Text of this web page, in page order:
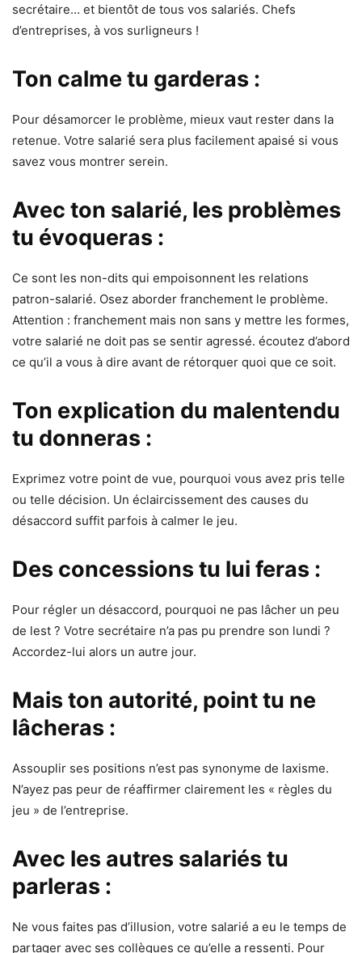
secrétaire… et bientôt de tous vos salariés. Chefs
d’entreprises, à vos surligneurs !
Ton calme tu garderas :
Pour désamorcer le problème, mieux vaut rester dans la
retenue. Votre salarié sera plus facilement apaisé si vous
savez vous montrer serein.
Avec ton salarié, les problèmes
tu évoqueras :
Ce sont les non-dits qui empoisonnent les relations
patron-salarié. Osez aborder franchement le problème.
Attention : franchement mais non sans y mettre les formes,
votre salarié ne doit pas se sentir agressé. écoutez d’abord
ce qu’il a vous à dire avant de rétorquer quoi que ce soit.
Ton explication du malentendu
tu donneras :
Exprimez votre point de vue, pourquoi vous avez pris telle
ou telle décision. Un éclaircissement des causes du
désaccord suffit parfois à calmer le jeu.
Des concessions tu lui feras :
Pour régler un désaccord, pourquoi ne pas lâcher un peu
de lest ? Votre secrétaire n’a pas pu prendre son lundi ?
Accordez-lui alors un autre jour.
Mais ton autorité, point tu ne
lâcheras :
Assouplir ses positions n’est pas synonyme de laxisme.
N’ayez pas peur de réaffirmer clairement les « règles du
jeu » de l’entreprise.
Avec les autres salariés tu
parleras :
Ne vous faites pas d’illusion, votre salarié a eu le temps de
partager avec ses collègues ce qu’elle a ressenti. Pour